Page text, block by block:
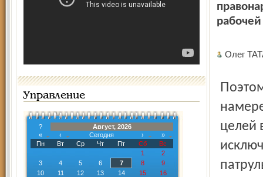
Управление
?
Август, 2026
«
‹ Сегодня ›
»
Пн
Вт Ср Чт Пт Сб
Вс
1
2
3
4 5 6 7 8
9
10
11 12 13 14 15
16
Олег
Поэтому журналисты, пишущие на криминальные темы и
целей